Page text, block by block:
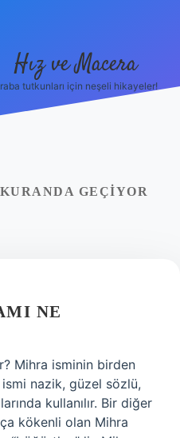
Hız ve Macera
tutkunları için neşeli hikayeler!
GEÇIYOR
NE
Mihra isminin birden
ismi nazik, güzel sözlü,
kullanılır. Bir diğer
kökenli olan Mihra